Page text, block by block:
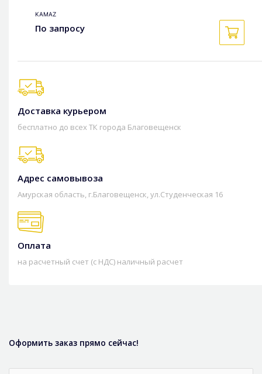
KAMAZ
По запросу
Доставка курьером
бесплатно до всех ТК города Благовещенск
Адрес самовывоза
Амурская область, г.Благовещенск, ул.Студенческая 16
Оплата
на расчетный счет (с НДС) наличный расчет
Оформить заказ прямо сейчас!